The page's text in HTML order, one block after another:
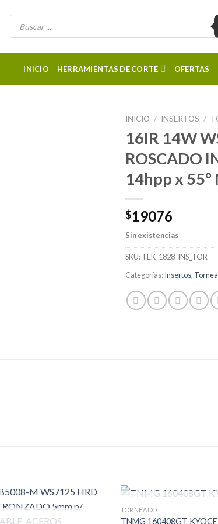
Búsqueda
INICIO HERRAMIENTAS DE CORTE OFERTAS
INICIO / INSERTOS /
16IR 14W
ROSCADO
14hpp x
$19076
Sin existencias
SKU:TEK-1828-INS_TOR
Categorías:Insertos,
SIN
TORNEADO
TNMG 160408GT